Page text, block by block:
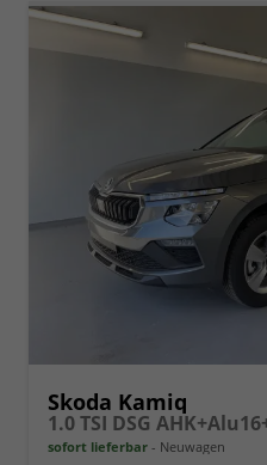
Skoda Kamiq
sofort lieferbar Neuwagen